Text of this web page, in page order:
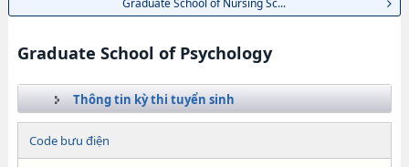
Graduate School of Nursing Sc...
Graduate School of Psychology
Thông tin kỳ thi tuyển sinh
Code bưu điện